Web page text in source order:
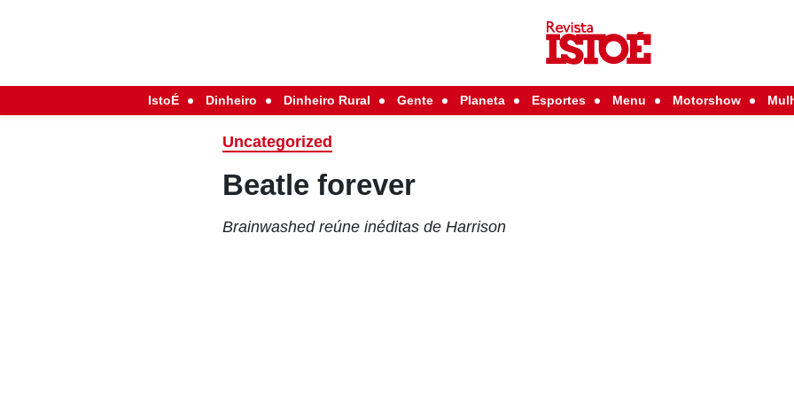
IstoÉ Dinheiro Dinheiro Rural Gente Planeta Esportes Menu Motorshow
Uncategorized
Beatle forever
Brainwashed reúne inéditas de Harrison